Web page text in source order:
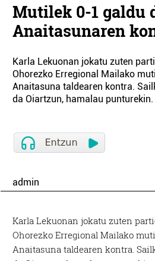
Mutilek 0-1 galdu
Anaitasunaren
Karla Lekuonan jokatu zuten
Ohorezko Erregional Mailako
Anaitasuna taldearen kontra.
da Oiartzun, hamalau punturekin.
admin
Karla Lekuonan jokatu zuten
Ohorezko Erregional Mailako
Anaitasuna taldearen kontra.